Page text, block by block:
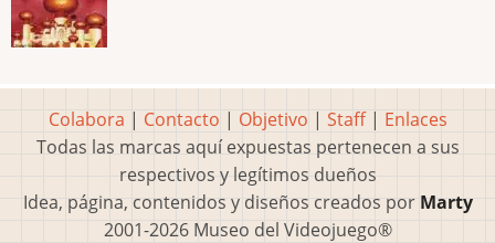
Colabora | Contacto | Objetivo | Staff| Enlaces
Todas las marcas aquí expuestas pertenecen a sus
respectivos y legítimos dueños
Idea, página, contenidos y diseños creados por Marty
2001-2026 Museo del Videojuego®